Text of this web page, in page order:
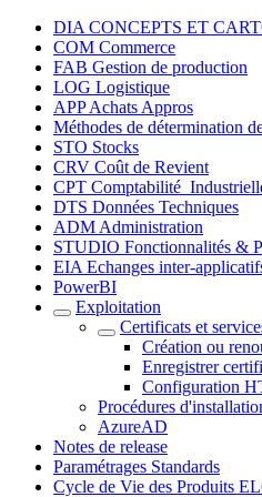
DIA CONCEPTS ET
COM Commerce
FAB Gestion de production
LOG Logistique
APP Achats Appros
Méthodes de détermination
STO Stocks
CRV Coût de Revient
CPT
DTS Données Techniques
ADM Administration
STUDIO Fonctionnalités &
EIA Echanges inter-
PowerBI
Exploitation
Certificats et
Création ou
Enregistrer
Configuration
Procédures
AzureAD
Notes de release
Paramétrages Standards
Cycle de Vie des Produits